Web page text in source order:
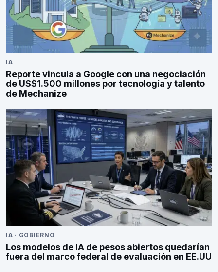
IA
Reporte vincula a Google con una negociación
de US$1.500 millones por tecnología y talento
de Mechanize
IA · GOBIERNO
Los modelos de IA de pesos abiertos quedarían
fuera del marco federal de evaluación en EE.UU